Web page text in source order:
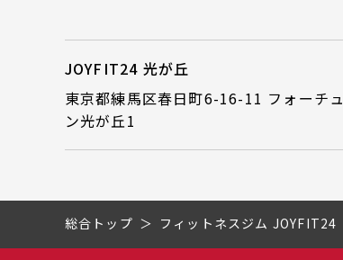
JOYFIT24 光が丘
東京都練馬区春日町6-16-11 フォーチュ
ン光が丘1
総合トップ フィットネスジム JOYFIT24